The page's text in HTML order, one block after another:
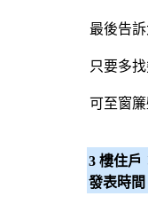
最後告
只要多
可至窗
3 樓住戶
發表時間